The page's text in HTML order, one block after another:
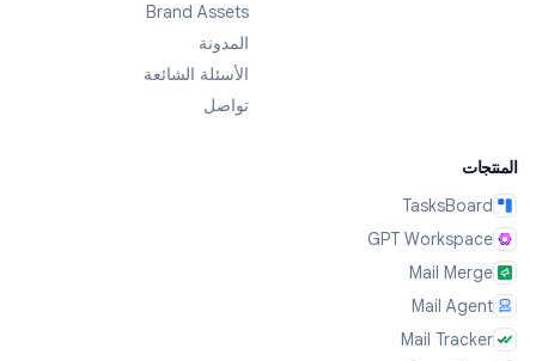
Brand Assets
المدونة
الأسئلة الشائعة
تواصل
المنتجات
TasksBoard
GPT Workspace
Mail Merge
Mail Agent
Mail Tracker